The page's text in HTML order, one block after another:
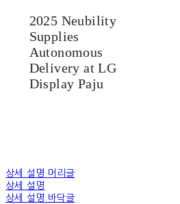
2025 Neubility
Supplies
Autonomous
Delivery at LG
Display Paju
상세 설명 머리글
상세 설명
상세 설명 바닥글